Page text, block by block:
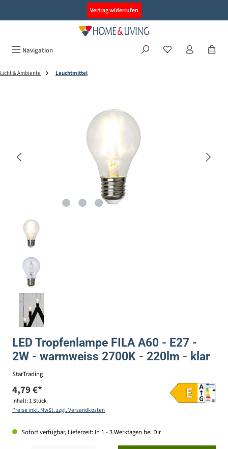
Vertrag widerrufen
Navigation
Licht & Ambiente Leuchtmittel
LED Tropfenlampe FILA A60 - E27 -
2W - warmweiss 2700K - 220lm - klar
StarTrading
4,79 €*
Inhalt: 1 Stück
Preise inkl. MwSt. zzgl. Versandkosten
Sofort verfügbar, Lieferzeit: In 1 - 3 Werktagen bei Dir